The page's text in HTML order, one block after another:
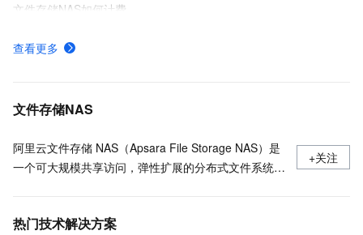
文件存储NAS如何计费
如何选择阿里云NAS和CPFS文件系统
创建NAS分布式文件系统
查看更多
文件存储NAS
阿里云文件存储 NAS（Apsara File Storage NAS）是
一个可大规模共享访问，弹性扩展的分布式文件系统。
试、媒体和娱乐工作流、数据库备份等场景。
+关注
热门技术解决方案